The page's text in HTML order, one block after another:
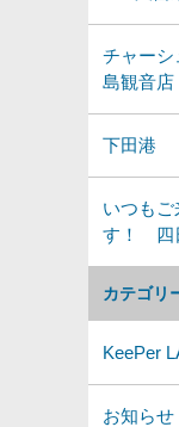
カテゴリ
KeePer
お知らせ
チャー
島観音店
下田港
いつもご
す！ 四